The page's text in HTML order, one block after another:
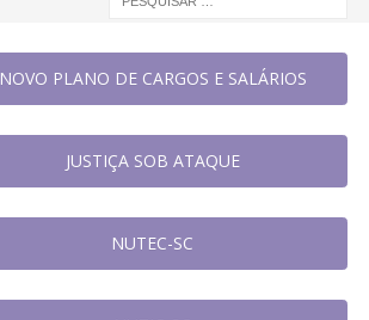
NOVO PLANO DE CARGOS E SALÁRIOS
JUSTIÇA SOB ATAQUE
NUTEC-SC